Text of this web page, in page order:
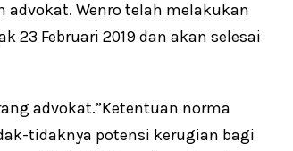
Wenro telah melakukan
23 Februari 2019 dan akan selesai
advokat.”Ketentuan norma
tidaknya potensi kerugian bagi